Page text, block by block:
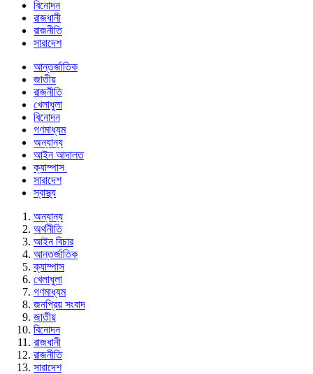
বিনোদন
রাজধানী
রাজনীতি
সারাদেশ
আন্তর্জাতিক
জাতীয়
রাজনীতি
খেলাধুলা
বিনোদন
গণমাধ্যম
অন্যান্য
আইন আদালত
ক্যাম্পাস
সারাদেশ
স্বাস্থ্য
অন্যান্য
অর্থনীতি
আইন বিচার
আন্তর্জাতিক
ক্যাম্পাস
খেলাধুলা
গণমাধ্যম
জনপ্রিয় সংবাদ
জাতীয়
বিনোদন
রাজধানী
রাজনীতি
সারাদেশ